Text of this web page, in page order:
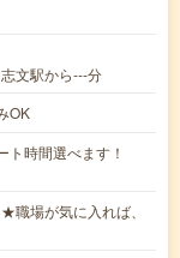
文駅から---分
OK
時間選べます！
場が気に入れば、